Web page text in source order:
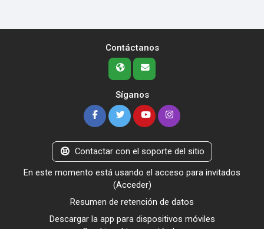
Contáctanos
Síganos
Contactar con el soporte del sitio
En este momento está usando el acceso para invitados
(Acceder)
Resumen de retención de datos
Descargar la app para dispositivos móviles